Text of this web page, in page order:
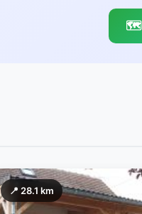
🗺️
📍 28.1 km